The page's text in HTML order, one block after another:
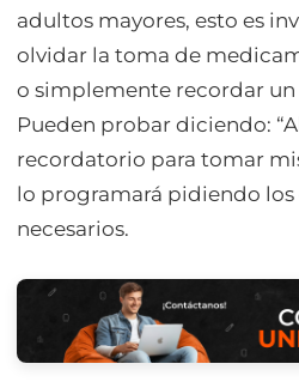
adultos mayores, esto es
olvidar la toma de
o simplemente recordar
Pueden probar diciendo:
recordatorio para tomar
lo programará pidiendo
necesarios.